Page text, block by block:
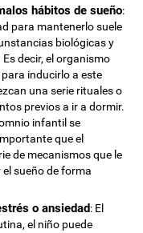
hábitos de sueño:
para mantenerlo suele
biológicas y
decir, el organismo
inducirlo a este
una serie rituales o
previos a ir a dormir.
infantil se
que el
de mecanismos que le
sueño de forma
o ansiedad: El
el niño puede